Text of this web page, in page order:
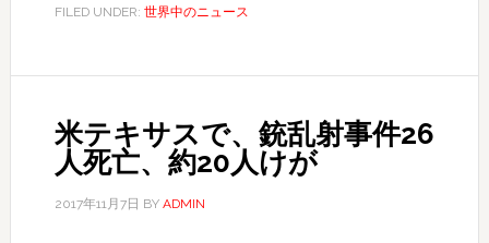
シ
ー、
FILED UNDER: 世界中のニュース
米テキサスで、銃乱射事件26
人死亡、約20人けが
2017年11月7日 BY ADMIN